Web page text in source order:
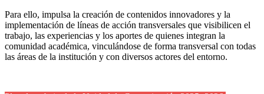
Para ello, impulsa la creación de contenidos innovadores y la
implementación de líneas de acción transversales que visibilicen el
trabajo, las experiencias y los aportes de quienes integran la
comunidad académica, vinculándose de forma transversal con todas
las áreas de la institución y con diversos actores del entorno.